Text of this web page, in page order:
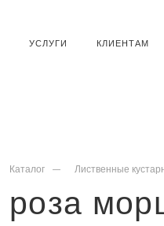
УСЛУГИ КЛИЕНТАМ
Каталог Лиственные
роза